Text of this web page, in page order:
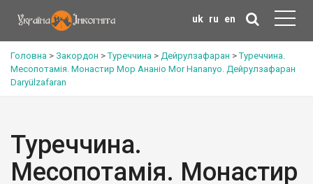
uk ru en
Головна > Закордон >Туреччина > Дейрулзафаран >Туреччина.
Месопотамія. Монастир Мор Ананіо Mor Hananyo. Дейрулзафаран
Daryülzafaran
Туреччина.
Месопотамія. Монастир